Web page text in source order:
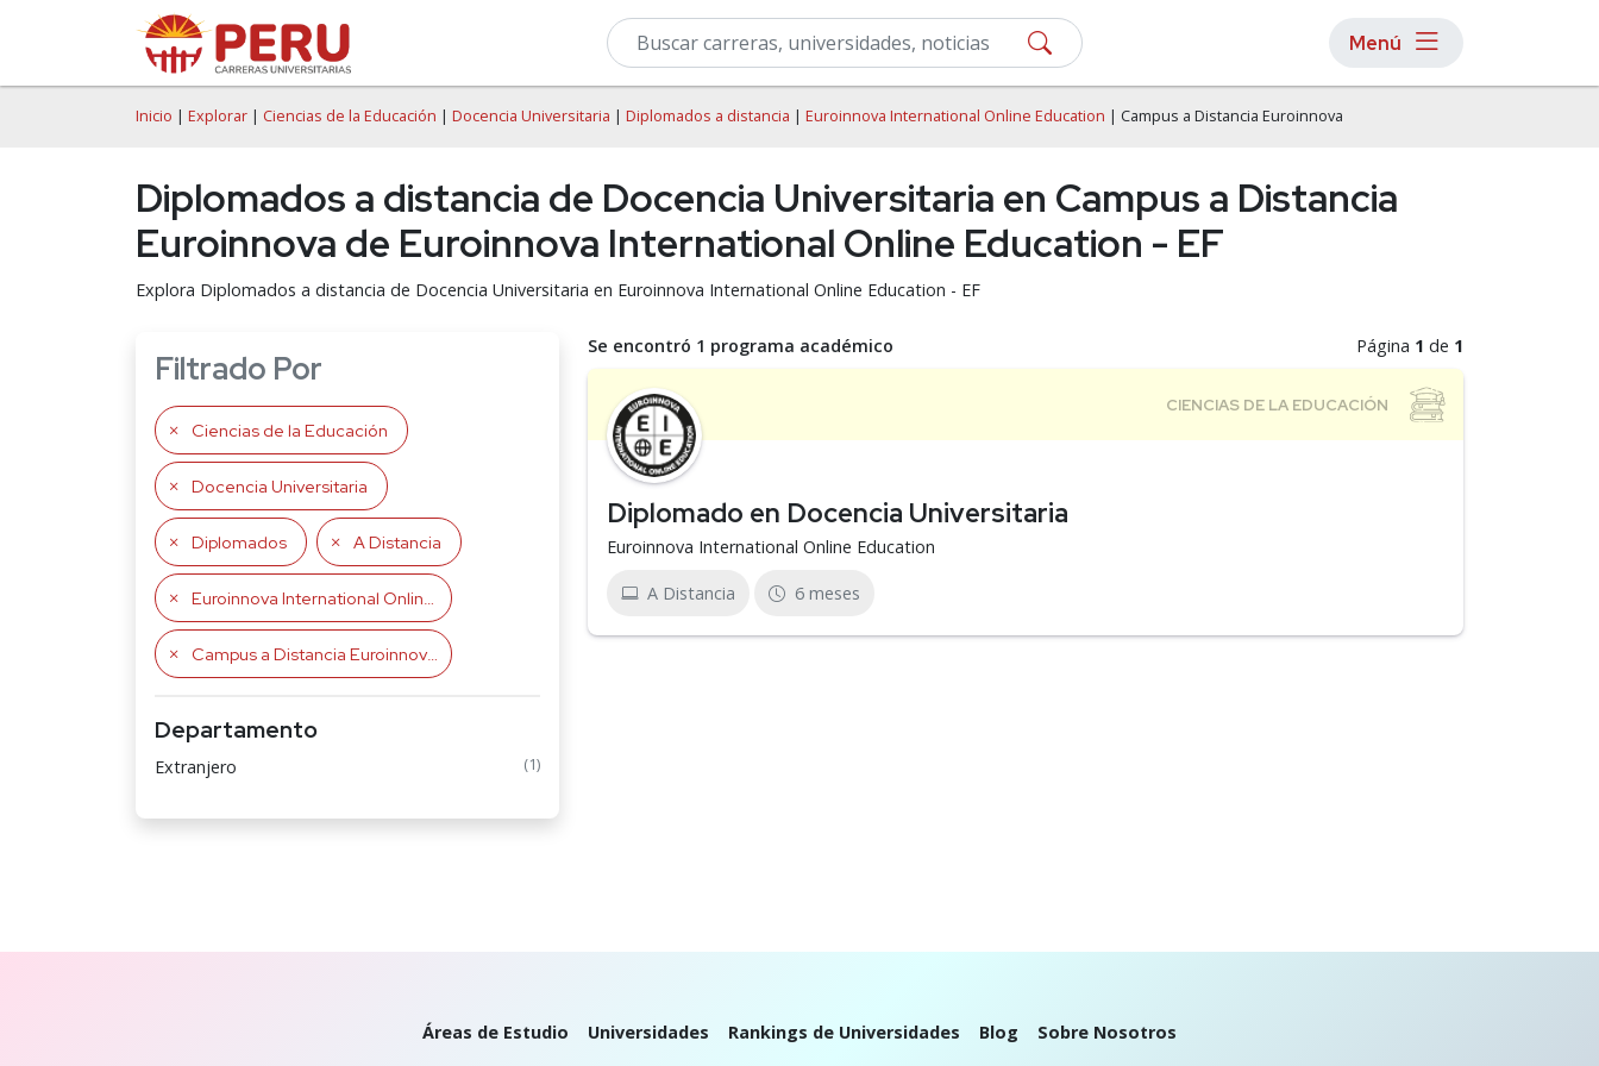
Menú
Inicio | Explorar | Ciencias de la Educación | Docencia Universitaria | Diplomados a distancia | Euroinnova International Online Education | Campus a Distancia Euroinnova
Diplomados a distancia de Docencia Universitaria en Campus a Distancia
Euroinnova de Euroinnova International Online Education - EF
Explora Diplomados a distancia de Docencia Universitaria en Euroinnova International Online Education - EF
Filtrado Por
Ciencias de la Educación
Docencia Universitaria
Diplomados A Distancia
Euroinnova International Online Education
Campus a Distancia Euroinnova
Departamento
Extranjero (1)
Se encontró 1 programa académico Página 1 de 1
Diplomado en Docencia Universitaria
Euroinnova International Online Education
A Distancia 6 meses
Áreas de Estudio Universidades Rankings de Universidades Blog Sobre Nosotros